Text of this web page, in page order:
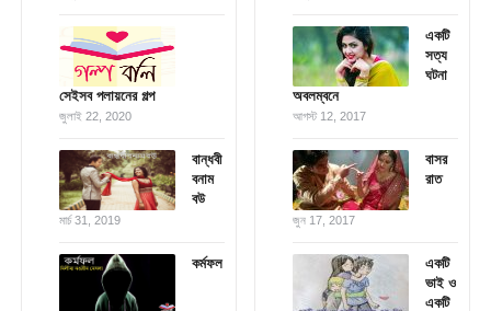
সেইসব পলায়নের গল্প
জুলাই 22, 2020
বান্ধবী
বনাম
বউ
মার্চ 31, 2019
কর্মফল
একটি
সত্য
ঘটনা
অবলম্বনে
আগস্ট 12, 2017
বাসর
রাত
জুন 17, 2017
একটি
ভাই ও
একটি